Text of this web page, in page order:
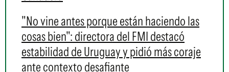
"No vine antes porque están haciendo las
cosas bien": directora del FMI destacó
estabilidad de Uruguay y pidió más coraje
ante contexto desafiante